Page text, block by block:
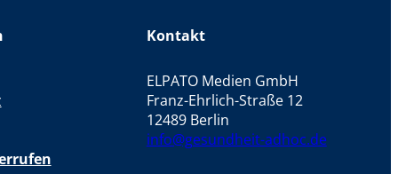
Kontakt
ELPATO Medien GmbH
Franz-Ehrlich-Straße 12
12489 Berlin
info@gesundheit-adhoc.de